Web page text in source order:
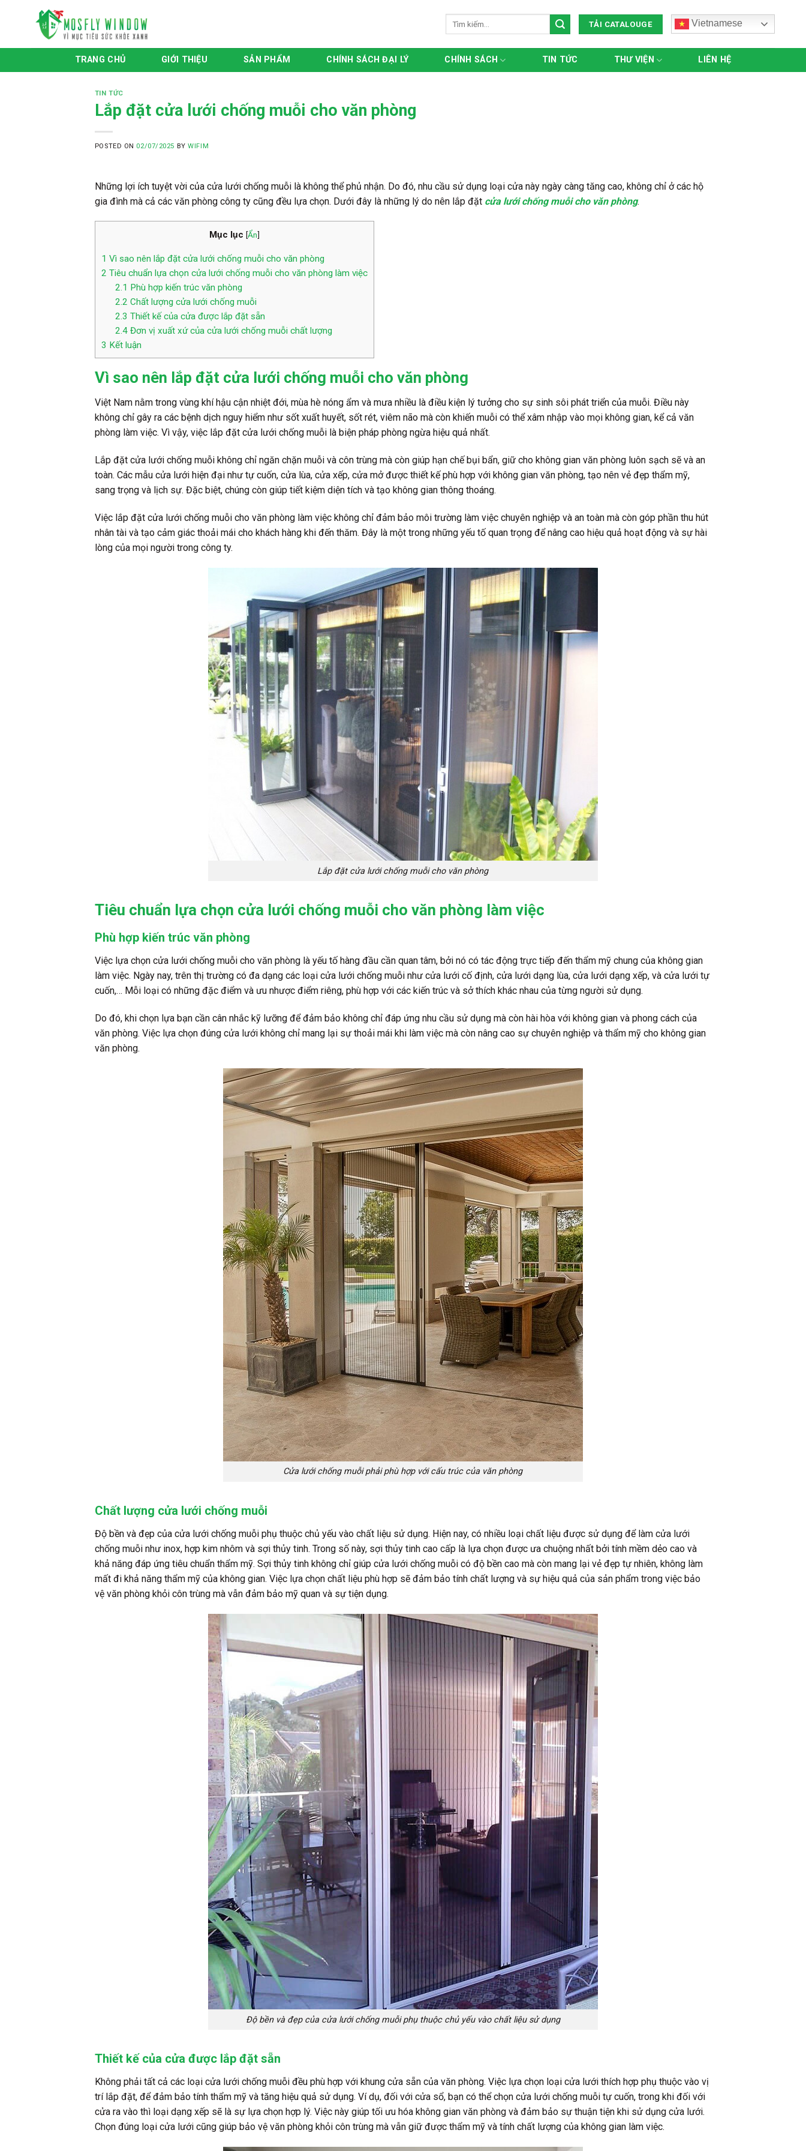
TẢI CATALOUGE Vietnamese
TRANG CHỦ GIỚI THIỆU SẢN PHẨM CHÍNH SÁCH ĐẠI LÝ CHÍNH SÁCH TIN TỨC THƯ VIỆN LIÊN HỆ
TIN TỨC
Lắp đặt cửa lưới chống muỗi cho văn phòng
POSTED ON 02/07/2025 BYWIFIM
Những lợi ích tuyệt vời của cửa lưới chống muỗi là không thể phủ nhận. Do đó, nhu cầu sử dụng loại cửa này ngày càng tăng cao, không chỉ ở các hộ
gia đình mà cả các văn phòng công ty cũng đều lựa chọn. Dưới đây là những lý do nên lắp đặt cửa lưới chống muỗi cho văn phòng.
Mục lục [Ẩn]
1 Vì sao nên lắp đặt cửa lưới chống muỗi cho văn phòng
2 Tiêu chuẩn lựa chọn cửa lưới chống muỗi cho văn phòng làm việc
2.1 Phù hợp kiến trúc văn phòng
2.2 Chất lượng cửa lưới chống muỗi
2.3 Thiết kế của cửa được lắp đặt sẵn
2.4Đơn vị xuất xứ của cửa lưới chống muỗi chất lượng
3 Kết luận
Vì sao nên lắp đặt cửa lưới chống muỗi cho văn phòng
Việt Nam nằm trong vùng khí hậu cận nhiệt đới, mùa hè nóng ẩm và mưa nhiều là điều kiện lý tưởng cho sự sinh sôi phát triển của muỗi. Điều này
không chỉ gây ra các bệnh dịch nguy hiểm như sốt xuất huyết, sốt rét, viêm não mà còn khiến muỗi có thể xâm nhập vào mọi không gian, kể cả văn
phòng làm việc. Vì vậy, việc lắp đặt cửa lưới chống muỗi là biện pháp phòng ngừa hiệu quả nhất.
Lắp đặt cửa lưới chống muỗi không chỉ ngăn chặn muỗi và côn trùng mà còn giúp hạn chế bụi bẩn, giữ cho không gian văn phòng luôn sạch sẽ và an
toàn. Các mẫu cửa lưới hiện đại như tự cuốn, cửa lùa, cửa xếp, cửa mở được thiết kế phù hợp với không gian văn phòng, tạo nên vẻ đẹp thẩm mỹ,
sang trọng và lịch sự. Đặc biệt, chúng còn giúp tiết kiệm diện tích và tạo không gian thông thoáng.
Việc lắp đặt cửa lưới chống muỗi cho văn phòng làm việc không chỉ đảm bảo môi trường làm việc chuyên nghiệp và an toàn mà còn góp phần thu hút
nhân tài và tạo cảm giác thoải mái cho khách hàng khi đến thăm. Đây là một trong những yếu tố quan trọng để nâng cao hiệu quả hoạt động và sự hài
lòng của mọi người trong công ty.
Lắp đặt cửa lưới chống muỗi cho văn phòng
Tiêu chuẩn lựa chọn cửa lưới chống muỗi cho văn phòng làm việc
Phù hợp kiến trúc văn phòng
Việc lựa chọn cửa lưới chống muỗi cho văn phòng là yếu tố hàng đầu cần quan tâm, bởi nó có tác động trực tiếp đến thẩm mỹ chung của không gian
làm việc. Ngày nay, trên thị trường có đa dạng các loại cửa lưới chống muỗi như cửa lưới cố định, cửa lưới dạng lùa, cửa lưới dạng xếp, và cửa lưới tự
cuốn,… Mỗi loại có những đặc điểm và ưu nhược điểm riêng, phù hợp với các kiến trúc và sở thích khác nhau của từng người sử dụng.
Do đó, khi chọn lựa bạn cần cân nhắc kỹ lưỡng để đảm bảo không chỉ đáp ứng nhu cầu sử dụng mà còn hài hòa với không gian và phong cách của
văn phòng. Việc lựa chọn đúng cửa lưới không chỉ mang lại sự thoải mái khi làm việc mà còn nâng cao sự chuyên nghiệp và thẩm mỹ cho không gian
văn phòng.
Cửa lưới chống muỗi phải phù hợp với cấu trúc của văn phòng
Chất lượng cửa lưới chống muỗi
Độ bền và đẹp của cửa lưới chống muỗi phụ thuộc chủ yếu vào chất liệu sử dụng. Hiện nay, có nhiều loại chất liệu được sử dụng để làm cửa lưới
chống muỗi như inox, hợp kim nhôm và sợi thủy tinh. Trong số này, sợi thủy tinh cao cấp là lựa chọn được ưa chuộng nhất bởi tính mềm dẻo cao và
khả năng đáp ứng tiêu chuẩn thẩm mỹ. Sợi thủy tinh không chỉ giúp cửa lưới chống muỗi có độ bền cao mà còn mang lại vẻ đẹp tự nhiên, không làm
mất đi khả năng thẩm mỹ của không gian. Việc lựa chọn chất liệu phù hợp sẽ đảm bảo tính chất lượng và sự hiệu quả của sản phẩm trong việc bảo
vệ văn phòng khỏi côn trùng mà vẫn đảm bảo mỹ quan và sự tiện dụng.
Độ bền và đẹp của cửa lưới chống muỗi phụ thuộc chủ yếu vào chất liệu sử dụng
Thiết kế của cửa được lắp đặt sẵn
Không phải tất cả các loại cửa lưới chống muỗi đều phù hợp với khung cửa sẵn của văn phòng. Việc lựa chọn loại cửa lưới thích hợp phụ thuộc vào vị
trí lắp đặt, để đảm bảo tính thẩm mỹ và tăng hiệu quả sử dụng. Ví dụ, đối với cửa sổ, bạn có thể chọn cửa lưới chống muỗi tự cuốn, trong khi đối với
cửa ra vào thì loại dạng xếp sẽ là sự lựa chọn hợp lý. Việc này giúp tối ưu hóa không gian văn phòng và đảm bảo sự thuận tiện khi sử dụng cửa lưới.
Chọn đúng loại cửa lưới cũng giúp bảo vệ văn phòng khỏi côn trùng mà vẫn giữ được thẩm mỹ và tính chất lượng của không gian làm việc.